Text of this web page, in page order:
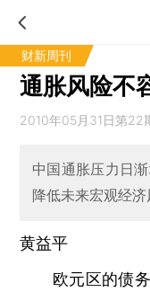
财新周刊
通胀风险不
2010年05月31日第22
中国通胀压力日
降低未来宏观经济
黄益平
欧元区的债务